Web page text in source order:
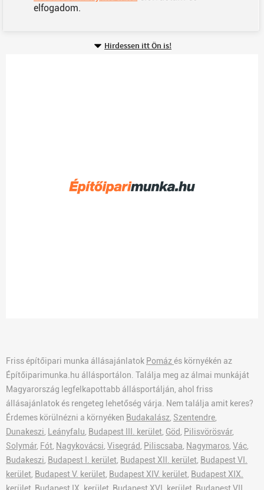
elfogadom.
Hirdessen itt Ön is!
Friss építőipari munka állásajánlatok Pomázés környékén az
Építőiparimunka.hu állásportálon. Találja meg az álmai munkáját
Magyarország legfelkapottabb állásportálján, ahol friss
állásajánlatok és rengeteg lehetőség várja. Nem találja amit keres?
Érdemes körülnézni a környéken Budakalász Szentendre
Dunakeszi
Leányfalu Budapest III. kerület Göd Pilisvörösvár,
Solymár, Fót Nagykovácsi Visegrád Piliscsaba Nagymaros Vác
Budakeszi Budapest I. kerület Budapest XII. kerület Budapest VI.
kerület Budapest V. kerület Budapest XIV. kerület Budapest XIX.